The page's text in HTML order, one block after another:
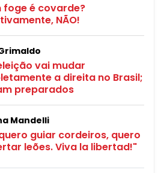
foge é covarde?
NÃO!
vai mudar
a direita no Brasil;
preparados
Mandelli
guiar cordeiros, quero
leões. Viva la libertad!"